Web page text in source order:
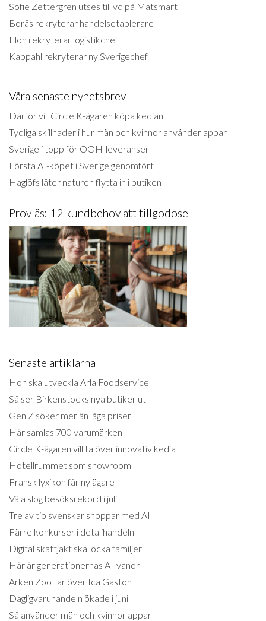
Sofie Zettergren utses till vd på Matsmart
Borås rekryterar handelsetablerare
Elon rekryterar logistikchef
Kappahl rekryterar ny Sverigechef
Våra senaste nyhetsbrev
Därför vill Circle K-ägaren köpa kedjan
Tydliga skillnader i hur män och kvinnor använder appar
Sverige i topp för OOH-leveranser
Första AI-köpet i Sverige genomfört
Haglöfs låter naturen flytta in i butiken
Provläs: 12 kundbehov att tillgodose
Senaste artiklarna
Hon ska utveckla Arla Foodservice
Så ser Birkenstocks nya butiker ut
Gen Z söker mer än låga priser
Här samlas 700 varumärken
Circle K-ägaren vill ta över innovativ kedja
Hotellrummet som showroom
Fransk lyxikon får ny ägare
Väla slog besöksrekord i juli
Tre av tio svenskar shoppar med AI
Färre konkurser i detaljhandeln
Digital skattjakt ska locka familjer
Här är generationernas AI-vanor
Arken Zoo tar över Ica Gaston
Dagligvaruhandeln ökade i juni
Så använder män och kvinnor appar